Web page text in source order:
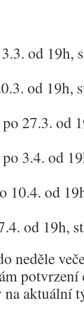
od 19h,
od 19h,
27.3. od
3.4. od
10.4. od
od 19h,
neděle
aktuální